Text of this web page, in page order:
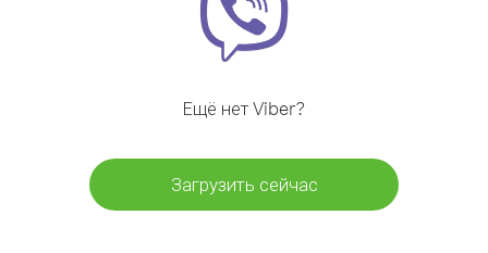
Ещё нет Viber?
Загрузить сейчас